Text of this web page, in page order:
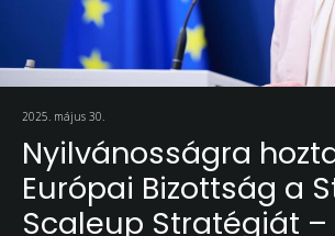
2025. május 30.
Nyilvánosságra
Európai Bizottság a
Scaleup Stratégiát